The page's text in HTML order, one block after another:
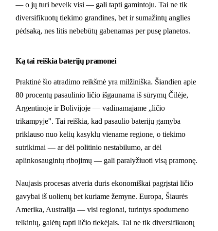
— o jų turi beveik visi — gali tapti gamintoju. Tai ne tik
diversifikuotų tiekimo grandines, bet ir sumažintų anglies
pėdsaką, nes litis nebebūtų gabenamas per pusę planetos.
Ką tai reiškia baterijų pramonei
Praktinė šio atradimo reikšmė yra milžiniška. Šiandien apie
80 procentų pasaulinio ličio išgaunama iš sūrymų Čilėje,
Argentinoje ir Bolivijoje — vadinamajame „ličio
trikampyje". Tai reiškia, kad pasaulio baterijų gamyba
priklauso nuo kelių kasyklų viename regione, o tiekimo
sutrikimai — ar dėl politinio nestabilumo, ar dėl
aplinkosauginių ribojimų — gali paralyžiuoti visą pramonę.
Naujasis procesas atveria duris ekonomiškai pagrįstai ličio
gavybai iš uolienų bet kuriame žemyne. Europa, Šiaurės
Amerika, Australija — visi regionai, turintys spodumeno
telkinių, galėtų tapti ličio tiekėjais. Tai ne tik diversifikuotų